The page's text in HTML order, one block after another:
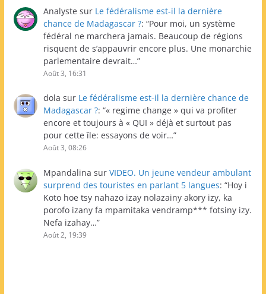
Analyste sur Le fédéralisme est-il la dernière
chance de Madagascar ?: “Pour moi, un système
fédéral ne marchera jamais. Beaucoup de régions
risquent de s’appauvrir encore plus. Une monarchie
parlementaire devrait…”
Août 3, 16:31
dola sur Le fédéralisme est-il la dernière chance de
Madagascar ?: “« regime change » qui va profiter
encore et toujours à « QUI » déjà et surtout pas
pour cette île: essayons de voir…”
Août 3, 08:26
Mpandalina sur VIDEO. Un jeune vendeur ambulant
surprend des touristes en parlant 5 langues: “Hoy i
Koto hoe tsy nahazo izay nolazainy akory izy, ka
porofo izany fa mpamitaka vendramp*** fotsiny izy.
Nefa izahay…”
Août 2, 19:39